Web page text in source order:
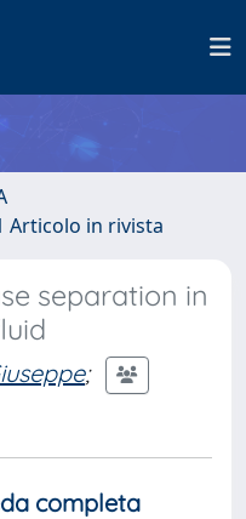
Articolo in rivista
separation in
;
completa